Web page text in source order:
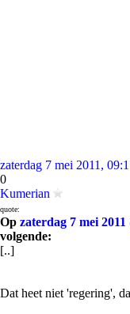
zaterdag 7 mei 2011,
0
Kumerian
quote:
Op zaterdag 7 mei 2011
volgende:
[..]
Dat heet niet 'regering',